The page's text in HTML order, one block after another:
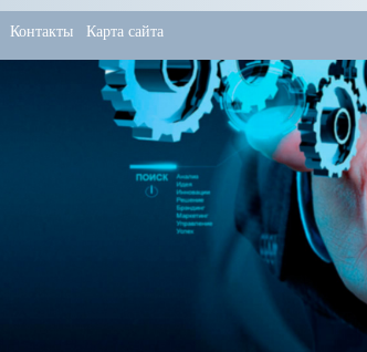
Контакты Карта сайта